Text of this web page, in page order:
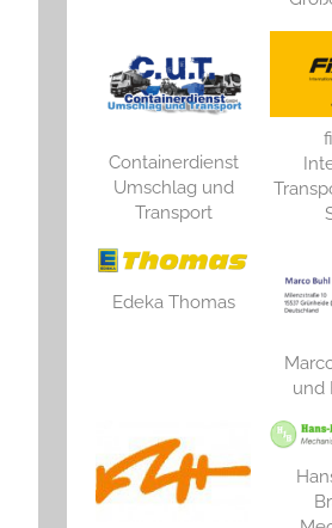
Containerdienst
Umschlag und
Transport
Edeka Thomas
und